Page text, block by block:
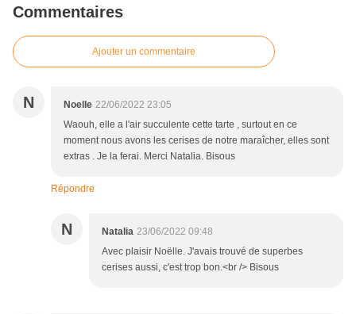
Commentaires
Ajouter un commentaire
N Noelle 22/06/2022 23:05
Waouh, elle a l'air succulente cette tarte , surtout en ce
moment nous avons les cerises de notre maraîcher, elles sont
extras . Je la ferai. Merci Natalia. Bisous
Répondre
N Natalia 23/06/2022 09:48
Avec plaisir Noëlle. J'avais trouvé de superbes
cerises aussi, c'est trop bon.<br /> Bisous